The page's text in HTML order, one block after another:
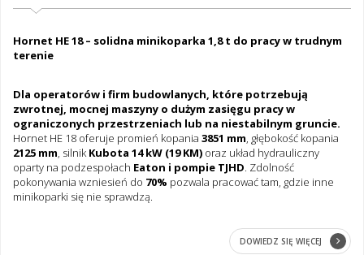
Hornet HE 18 – solidna minikoparka 1,8 t do pracy w trudnym
terenie
Dla operatorów i firm budowlanych, które potrzebują
zwrotnej, mocnej maszyny o dużym zasięgu pracy w
ograniczonych przestrzeniach lub na niestabilnym gruncie.
Hornet HE 18 oferuje promień kopania 3851 mm, głębokość kopania
2125 mm, silnikKubota 14 kW (19 KM) oraz układ hydrauliczny
oparty na podzespołach Eaton i pompie TJHD. Zdolność
pokonywania wzniesień do 70% pozwala pracować tam, gdzie inne
minikoparki się nie sprawdzą.
DOWIEDZ SIĘ WIĘCEJ